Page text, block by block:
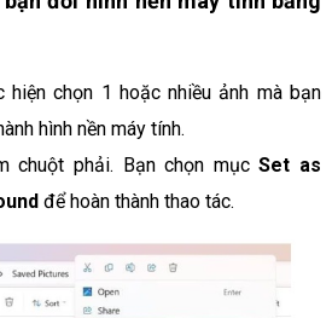
hiện chọn 1 hoặc nhiều ảnh mà bạn
hình nền máy tính.
chuột phải. Bạn chọn mụcSet as
để hoàn thành thao tác.